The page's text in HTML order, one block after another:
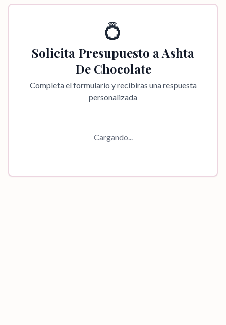
💍
Solicita Presupuesto aAshta
De Chocolate
Completa el formulario y recibiras una respuesta
personalizada
Cargando...